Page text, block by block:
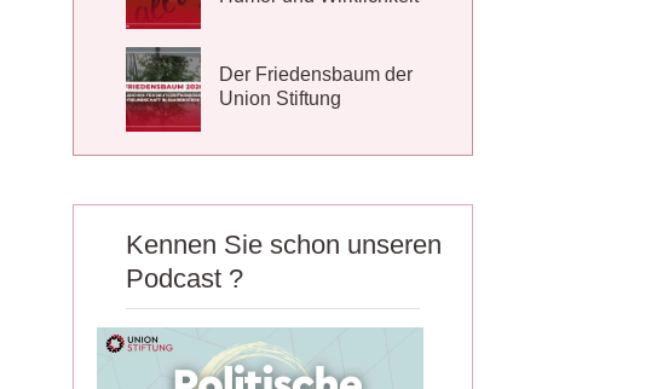
Der Friedensbaum der
Union Stiftung
Kennen Sie schon unseren
Podcast ?